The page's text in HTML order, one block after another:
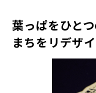
葉っぱをひと
まちをリデザイ